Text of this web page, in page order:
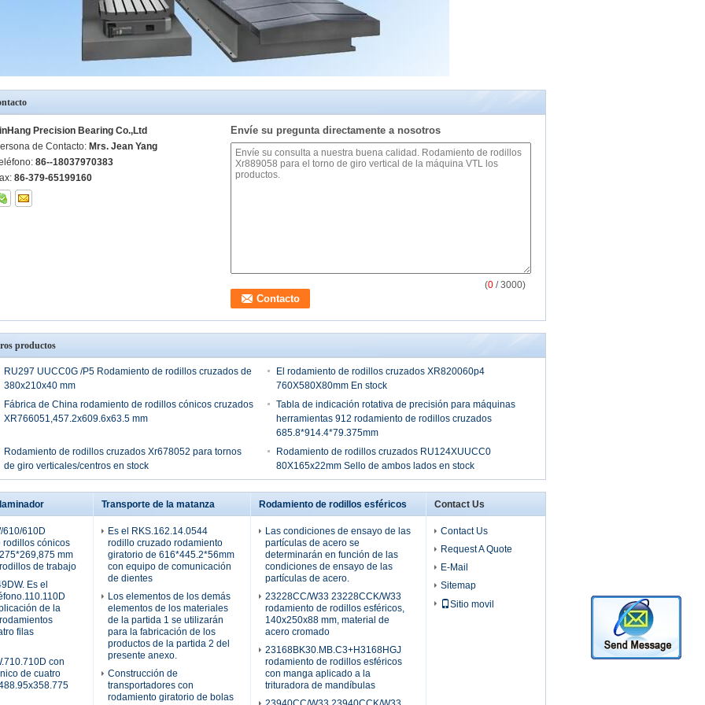
Precision Bearing Co.,Ltd
de Contacto: Mrs. Jean Yang
86--18037970383
86-379-65199160
Envíe su pregunta directamente a nosotros
(0 / 3000)
productos
RU297 UUCC0G /P5 Rodamiento de rodillos cruzados de
380x210x40 mm
El rodamiento de rodillos cruzados XR820060p4
760X580X80mm En stock
Fábrica de China rodamiento de rodillos cónicos cruzados
XR766051,457.2x609.6x63.5 mm
Tabla de indicación rotativa de precisión para máquinas
herramientas 912 rodamiento de rodillos cruzados
685.8*914.4*79.375mm
Rodamiento de rodillos cruzados Xr678052 para tornos
de giro verticales/centros en stock
Rodamiento de rodillos cruzados RU124XUUCC0
80X165x22mm Sello de ambos lados en stock
610/610D
rodillos cónicos
mm
de trabajo
Es el
de la
filas
con
de cuatro
Transporte de la matanza
Es el RKS.162.14.0544
rodillo cruzado rodamiento
giratorio de 616*445.2*56mm
con equipo de comunicación
de dientes
Los elementos de los demás
elementos de los materiales
de la partida 1 se utilizarán
para la fabricación de los
productos de la partida 2 del
presente anexo.
Construcción de
transportadores con
rodamiento giratorio de bolas
Rodamiento de rodillos esféricos
Las condiciones de ensayo de las
partículas de acero se
determinarán en función de las
condiciones de ensayo de las
partículas de acero.
23228CC/W33 23228CCK/W33
rodamiento de rodillos esféricos,
140x250x88 mm, material de
acero cromado
23168BK30.MB.C3+H3168HGJ
rodamiento de rodillos esféricos
con manga aplicado a la
trituradora de mandíbulas
Contact Us
Contact Us
Request A Quote
E-Mail
Sitemap
Sitio movil